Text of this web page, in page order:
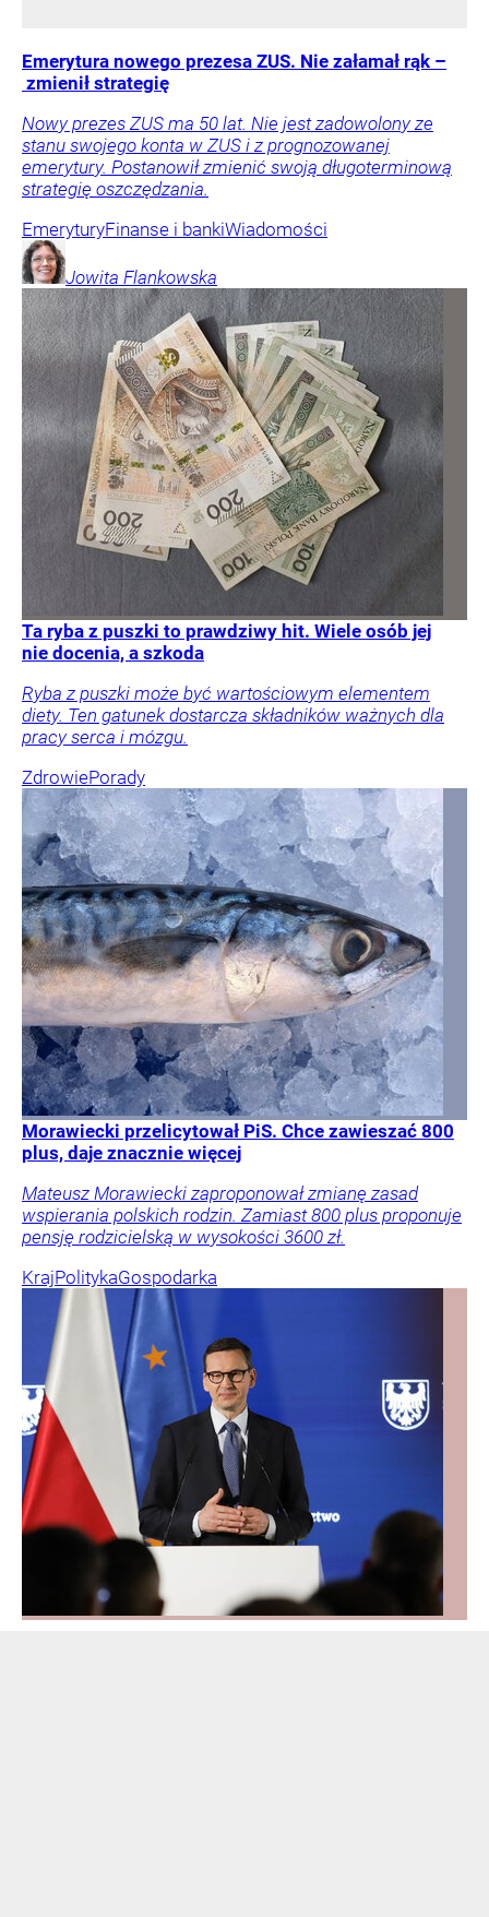
Emerytura nowego prezesa ZUS. Nie załamał rąk –
zmienił strategię
Nowy prezes ZUS ma 50 lat. Nie jest zadowolony ze
stanu swojego konta w ZUS i z prognozowanej
emerytury. Postanowił zmienić swoją długoterminową
strategię oszczędzania.
EmeryturyFinanse i bankiWiadomości
Jowita Flankowska
Ta ryba z puszki to prawdziwy hit. Wiele osób jej
nie docenia, a szkoda
Ryba z puszki może być wartościowym elementem
diety. Ten gatunek dostarcza składników ważnych dla
pracy serca i mózgu.
ZdrowiePorady
Morawiecki przelicytował PiS. Chce zawieszać 800
plus, daje znacznie więcej
Mateusz Morawiecki zaproponował zmianę zasad
wspierania polskich rodzin. Zamiast 800 plus proponuje
pensję rodzicielską w wysokości 3600 zł.
KrajPolitykaGospodarka